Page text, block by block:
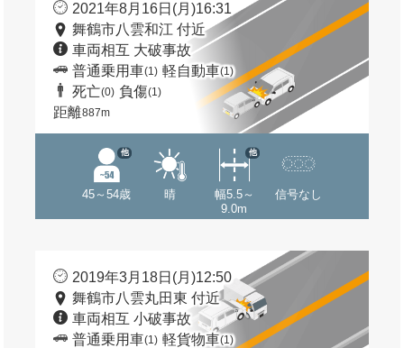
2021年8月16日(月)16:31
舞鶴市八雲和江 付近
車両相互 大破事故
普通乗用車(1) 軽自動車(1)
死亡(0) 負傷(1)
距離887m
45～54歳
他
晴
幅5.5～
9.0m
他
信号なし
2019年3月18日(月)12:50
舞鶴市八雲丸田東 付近
車両相互 小破事故
普通乗用車(1) 軽貨物車(1)